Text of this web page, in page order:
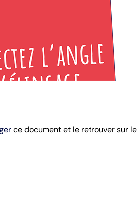
ce document et le retrouver sur le